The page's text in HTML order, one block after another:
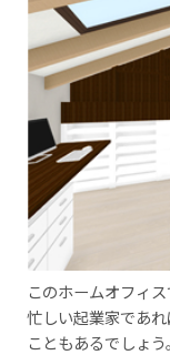
このホームオフィ
忙しい起業家であ
こともあるでしょう。